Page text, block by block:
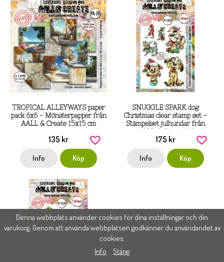
TROPICAL ALLEYWAYS paper
pack 6x6 - Mönsterpapper från
AALL & Create 15x15 cm
135 kr
Info Köp
SNUGGLE SPARK dog
Christmas clear stamp set -
Stämpelset julhundar från
AALL & Create A6
175 kr
Info Köp
Denna webbplats använder cookies för dina inställningar och din
varukorg. Genom att använda webbplatsen godkänner du användandet av
cookies.
Info
Stäng